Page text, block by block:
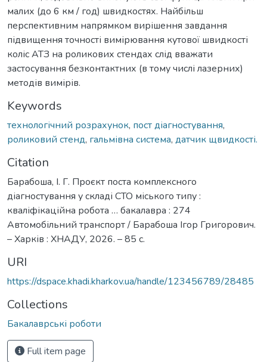
малих (до 6 км / год) швидкостях. Найбільш
перспективним напрямком вирішення завдання
підвищення точності вимірювання кутової швидкості
коліс АТЗ на роликових стендах слід вважати
застосування безконтактних (в тому числі лазерних)
методів вимірів.
Keywords
технологічний розрахунок, пост діагностування,
роликовий стенд, гальмівна система, датчик щвидкості.
Citation
Барабоша, І. Г. Проєкт поста комплексного
діагностування у складі СТО міського типу :
кваліфікаційна робота … бакалавра : 274
Автомобільний транспорт / Барабоша Ігор Григорович.
– Харків : ХНАДУ, 2026. – 85 с.
URI
https://dspace.khadi.kharkov.ua/handle/123456789/28485
Collections
Бакалаврські роботи
Full item page